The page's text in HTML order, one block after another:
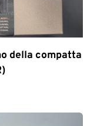
della compatta